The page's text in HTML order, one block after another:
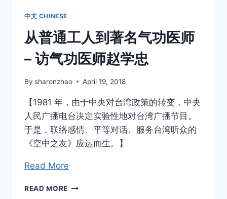
中文 CHINESE
从普通工人到著名气功医师
– 访气功医师赵学忠
By sharonzhao April 19, 2018
【1981 年，由于中央对台湾政策的转变，中央
人民广播电台决定实验性地对台湾广播节目。
于是，联络感情、平等对话、服务台湾听众的
《空中之友》应运而生。】
Read More
READ MORE